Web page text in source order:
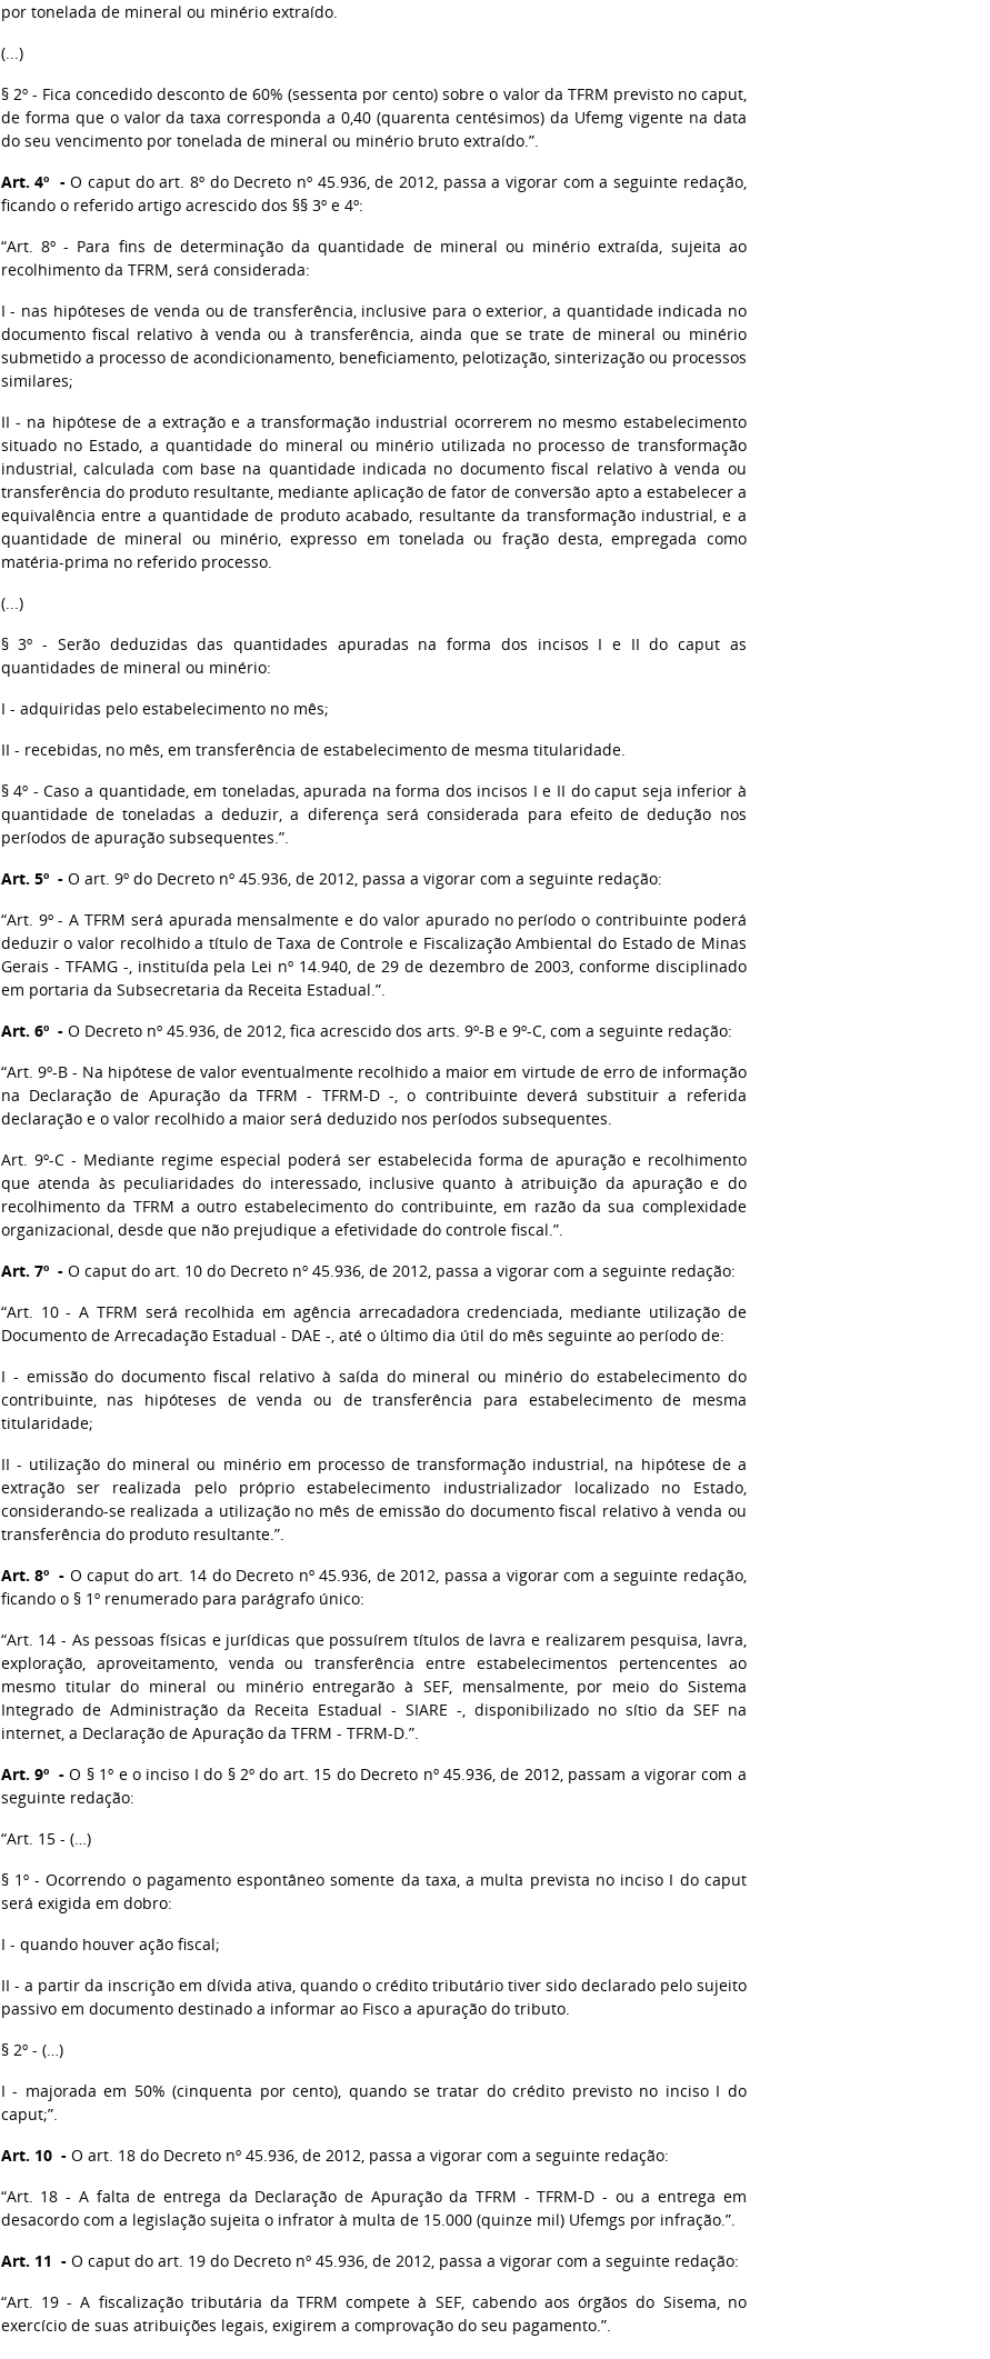
por tonelada de mineral ou minério extraído.
(...)
§ 2º - Fica concedido desconto de 60% (sessenta por cento) sobre o valor da TFRM previsto no caput,
de forma que o valor da taxa corresponda a 0,40 (quarenta centésimos) da Ufemg vigente na data
do seu vencimento por tonelada de mineral ou minério bruto extraído.”.
Art. 4º -O caput do art. 8º do Decreto nº 45.936, de 2012, passa a vigorar com a seguinte redação,
ficando o referido artigo acrescido dos §§ 3º e 4º:
“Art. 8º - Para fins de determinação da quantidade de mineral ou minério extraída, sujeita ao
recolhimento da TFRM, será considerada:
I - nas hipóteses de venda ou de transferência, inclusive para o exterior, a quantidade indicada no
documento fiscal relativo à venda ou à transferência, ainda que se trate de mineral ou minério
submetido a processo de acondicionamento, beneficiamento, pelotização, sinterização ou processos
similares;
II - na hipótese de a extração e a transformação industrial ocorrerem no mesmo estabelecimento
situado no Estado, a quantidade do mineral ou minério utilizada no processo de transformação
industrial, calculada com base na quantidade indicada no documento fiscal relativo à venda ou
transferência do produto resultante, mediante aplicação de fator de conversão apto a estabelecer a
equivalência entre a quantidade de produto acabado, resultante da transformação industrial, e a
quantidade de mineral ou minério, expresso em tonelada ou fração desta, empregada como
matéria-prima no referido processo.
(...)
§ 3º - Serão deduzidas das quantidades apuradas na forma dos incisos I e II do caput as
quantidades de mineral ou minério:
I - adquiridas pelo estabelecimento no mês;
II - recebidas, no mês, em transferência de estabelecimento de mesma titularidade.
§ 4º - Caso a quantidade, em toneladas, apurada na forma dos incisos I e II do caput seja inferior à
quantidade de toneladas a deduzir, a diferença será considerada para efeito de dedução nos
períodos de apuração subsequentes.”.
Art. 5º -O art. 9º do Decreto nº 45.936, de 2012, passa a vigorar com a seguinte redação:
“Art. 9º - A TFRM será apurada mensalmente e do valor apurado no período o contribuinte poderá
deduzir o valor recolhido a título de Taxa de Controle e Fiscalização Ambiental do Estado de Minas
Gerais - TFAMG -, instituída pela Lei nº 14.940, de 29 de dezembro de 2003, conforme disciplinado
em portaria da Subsecretaria da Receita Estadual.”.
Art. 6º -O Decreto nº 45.936, de 2012, fica acrescido dos arts. 9º-B e 9º-C, com a seguinte redação:
“Art. 9º-B - Na hipótese de valor eventualmente recolhido a maior em virtude de erro de informação
na Declaração de Apuração da TFRM - TFRM-D -, o contribuinte deverá substituir a referida
declaração e o valor recolhido a maior será deduzido nos períodos subsequentes.
Art. 9º-C - Mediante regime especial poderá ser estabelecida forma de apuração e recolhimento
que atenda às peculiaridades do interessado, inclusive quanto à atribuição da apuração e do
recolhimento da TFRM a outro estabelecimento do contribuinte, em razão da sua complexidade
organizacional, desde que não prejudique a efetividade do controle fiscal.”.
Art. 7º -O caput do art. 10 do Decreto nº 45.936, de 2012, passa a vigorar com a seguinte redação:
“Art. 10 - A TFRM será recolhida em agência arrecadadora credenciada, mediante utilização de
Documento de Arrecadação Estadual - DAE -, até o último dia útil do mês seguinte ao período de:
I - emissão do documento fiscal relativo à saída do mineral ou minério do estabelecimento do
contribuinte, nas hipóteses de venda ou de transferência para estabelecimento de mesma
titularidade;
II - utilização do mineral ou minério em processo de transformação industrial, na hipótese de a
extração ser realizada pelo próprio estabelecimento industrializador localizado no Estado,
considerando-se realizada a utilização no mês de emissão do documento fiscal relativo à venda ou
transferência do produto resultante.”.
Art. 8º - O caput do art. 14 do Decreto nº 45.936, de 2012, passa a vigorar com a seguinte redação,
ficando o § 1º renumerado para parágrafo único:
“Art. 14 - As pessoas físicas e jurídicas que possuírem títulos de lavra e realizarem pesquisa, lavra,
exploração, aproveitamento, venda ou transferência entre estabelecimentos pertencentes ao
mesmo titular do mineral ou minério entregarão à SEF, mensalmente, por meio do Sistema
Integrado de Administração da Receita Estadual - SIARE -, disponibilizado no sítio da SEF na
internet, a Declaração de Apuração da TFRM - TFRM-D.”.
Art. 9º - O § 1º e o inciso I do § 2º do art. 15 do Decreto nº 45.936, de 2012, passam a vigorar com a
seguinte redação:
“Art. 15 - (…)
§ 1º - Ocorrendo o pagamento espontâneo somente da taxa, a multa prevista no inciso I do caput
será exigida em dobro:
I - quando houver ação fiscal;
II - a partir da inscrição em dívida ativa, quando o crédito tributário tiver sido declarado pelo sujeito
passivo em documento destinado a informar ao Fisco a apuração do tributo.
§ 2º - (…)
I - majorada em 50% (cinquenta por cento), quando se tratar do crédito previsto no inciso I do
caput;”.
Art. 10 -O art. 18 do Decreto nº 45.936, de 2012, passa a vigorar com a seguinte redação:
“Art. 18 - A falta de entrega da Declaração de Apuração da TFRM - TFRM-D - ou a entrega em
desacordo com a legislação sujeita o infrator à multa de 15.000 (quinze mil) Ufemgs por infração.”.
Art. 11 -O caput do art. 19 do Decreto nº 45.936, de 2012, passa a vigorar com a seguinte redação:
“Art. 19 - A fiscalização tributária da TFRM compete à SEF, cabendo aos órgãos do Sisema, no
exercício de suas atribuições legais, exigirem a comprovação do seu pagamento.”.